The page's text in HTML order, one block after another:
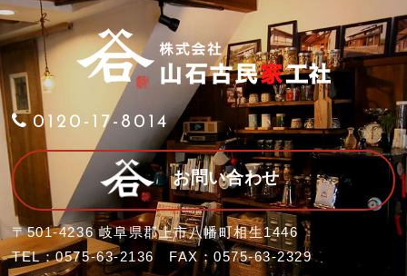
0120-17-8014
お問い合わせ
〒501-4236 岐阜県郡上市八幡町相生1446
TEL：0575-63-2136 FAX：0575-63-2329